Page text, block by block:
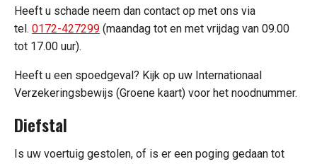
Heeft u schade neem dan contact op met ons via
tel. 0172-427299 (maandag tot en met vrijdag van 09.00
tot 17.00 uur).
Heeft u een spoedgeval? Kijk op uw Internationaal
Verzekeringsbewijs (Groene kaart) voor het noodnummer.
Diefstal
Is uw voertuig gestolen, of is er een poging gedaan tot